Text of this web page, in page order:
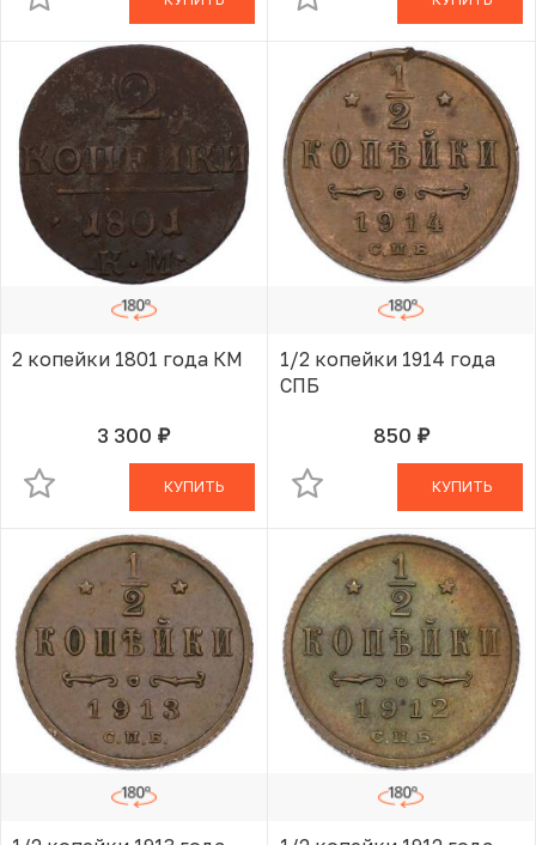
2 копейки 1801 года КМ
3 300 руб.
В КОРЗИНЕ
КУПИТЬ
1/2 копейки 1914 года
СПБ
850 руб.В КОРЗИНЕ
КУПИТЬ